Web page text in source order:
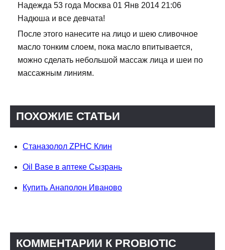
Надежда 53 года Москва 01 Янв 2014 21:06
Надюша и все девчата!
После этого нанесите на лицо и шею сливочное
масло тонким слоем, пока масло впитывается,
можно сделать небольшой массаж лица и шеи по
массажным линиям.
ПОХОЖИЕ СТАТЬИ
Станазолол ZPHC Клин
Oil Base в аптеке Сызрань
Купить Анаполон Иваново
КОММЕНТАРИИ К PROBIOTIC